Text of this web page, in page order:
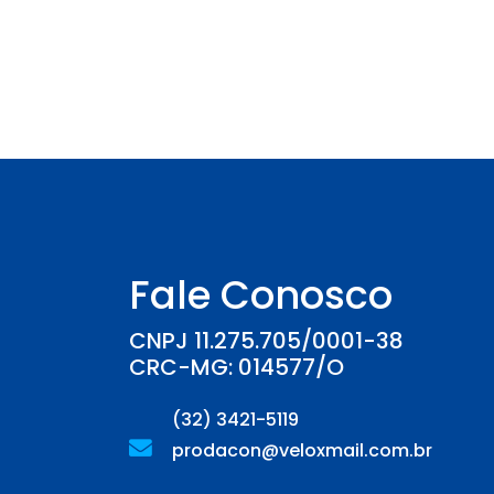
Fale Conosco
CNPJ 11.275.705/0001-38
CRC-MG: 014577/O
(32) 3421-5119
prodacon@veloxmail.com.br